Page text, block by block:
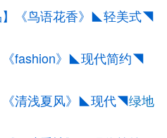
】《鸟语花香》◣轻美式◥
《fashion》◣现代简约◥
《清浅夏风》◣现代◥绿地